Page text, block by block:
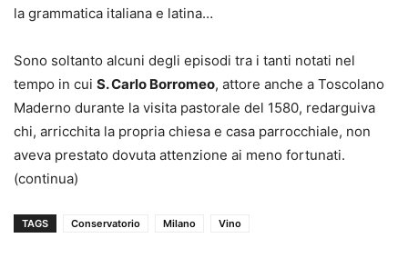
la grammatica italiana e latina…
Sono soltanto alcuni degli episodi tra i tanti notati nel
tempo in cui S. Carlo Borromeo, attore anche a Toscolano
Maderno durante la visita pastorale del 1580, redarguiva
chi, arricchita la propria chiesa e casa parrocchiale, non
aveva prestato dovuta attenzione ai meno fortunati.
(continua)
TAGS Conservatorio Milano Vino